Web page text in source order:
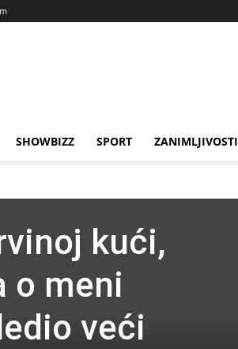
SHOWBIZZ SPORT ZANIMLJIVOSTI
kući,
o meni
veći